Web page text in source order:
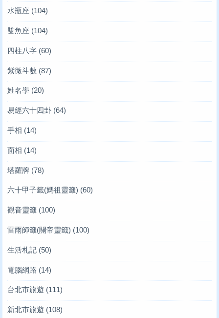
水瓶座 (104)
雙魚座 (104)
四柱八字 (60)
紫微斗數 (87)
姓名學 (20)
易經六十四卦 (64)
手相 (14)
面相 (14)
塔羅牌 (78)
六十甲子籤(媽祖靈籤) (60)
觀音靈籤 (100)
雷雨師籤(關帝靈籤) (100)
生活札記 (50)
電腦網路 (14)
台北市旅遊 (111)
新北市旅遊 (108)